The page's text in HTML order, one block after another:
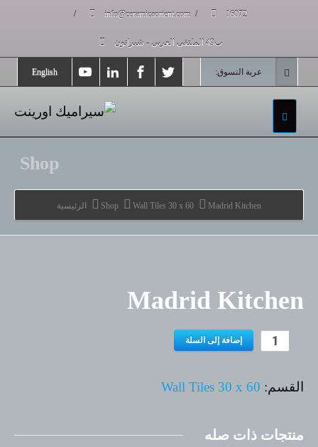
16072
/
info@ceramicaorient.com
/
ب49 الملتقى العربى - شيراتون
عربة التسوق: English
Shop
Madrid Kitchen
Wall Tiles 30 x 60
Shop الرئيسية
Madrid Kitchen
إضافة إلى السلة
القسم: Wall Tiles 30 x 60
منتجات ذات صله
تفاصيل